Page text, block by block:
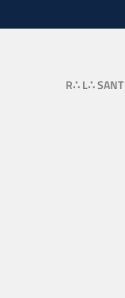
R∴ L∴ SANT